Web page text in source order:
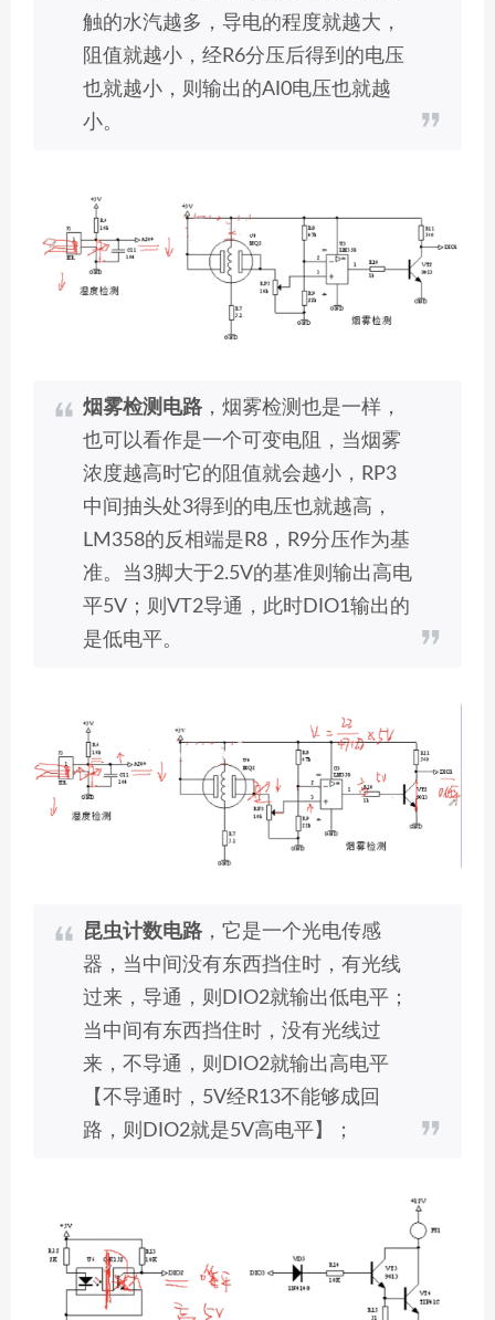
触的水汽越多，导电的程度就越大，
阻值就越小，经R6分压后得到的电压
也就越小，则输出的AI0电压也就越
小。
烟雾检测电路 ，烟雾检测也是一样，
也可以看作是一个可变电阻，当烟雾
浓度越高时它的阻值就会越小，RP3
中间抽头处3得到的电压也就越高，
LM358的反相端是R8，R9分压作为基
准。当3脚大于2.5V的基准则输出高电
平5V；则VT2导通，此时DIO1输出的
是低电平。
昆虫计数电路 ，它是一个光电传感
器，当中间没有东西挡住时，有光线
过来，导通，则DIO2就输出低电平；
当中间有东西挡住时，没有光线过
来，不导通，则DIO2就输出高电平
【不导通时，5V经R13不能够成回
路，则DIO2就是5V高电平】；